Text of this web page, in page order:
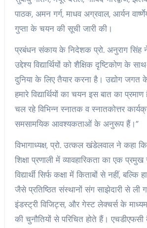
पाठक, अमन गर्ग, माधव अग्रवाल, आर्यन
गुप्ता के चयन की सूची जारी की।
प्रबंधन संकाय के निदेशक प्रो. अनुराग सिंह ने
उद्देश्य विद्यार्थियों को शैक्षिक दृष्टिकोण के
दुनिया के लिए तैयार करना है। उद्योग जगत
हमारे विद्यार्थियों का चयन इस बात का
चल रहे विभिन्न स्नातक व स्नातकोत्तर
समसामयिक आवश्यकताओं के अनुरूप हैं।”
विभागाध्यक्ष, प्रो. उत्कल खंडेलवाल ने कहा
शिक्षा प्रणाली में व्यावहारिकता का एक
विद्यार्थी सिर्फ कक्षा में किताबों से नहीं, बल्कि
जैसे प्रतिष्ठित संस्थानों संग साझेदारी से
इंडस्ट्री विजिट्स, और गेस्ट लेक्चर्स के
की चुनौतियों से परिचित होते हैं।